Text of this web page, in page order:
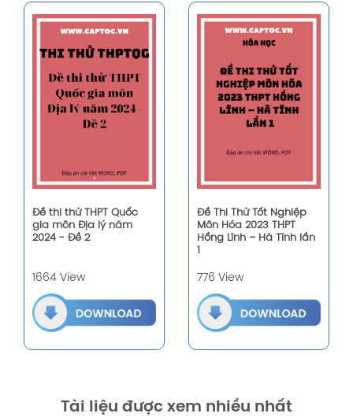
Đề thi thử THPT Quốc
gia môn Địa lý năm
2024 - Đề 2
1664 View
Đề Thi Thử Tốt Nghiệp
Môn Hóa 2023 THPT
Hồng Lĩnh – Hà Tĩnh lần
776 View
Tài liệu được xem nhiều nhất